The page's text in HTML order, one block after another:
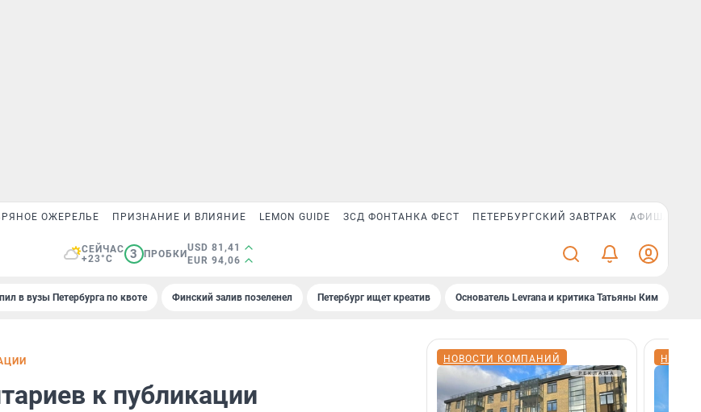
ОЖЕРЕЛЬЕ ПРИЗНАНИЕ И ВЛИЯНИЕ LEMON GUIDE ЗСД ФОНТАНКА ФЕСТ ПЕТЕРБУРГСКИЙ ЗАВТРАК АФИША PLUS
СЕЙЧАС
+23°C
3 ПРОБКИ
USD 81,41
EUR 94,06
в вузы Петербурга по квоте Финский залив позеленел Петербург ищет креатив Основатель Levrana и критика Татьяны Ким
к публикации
НОВОСТИ КОМПАНИЙ